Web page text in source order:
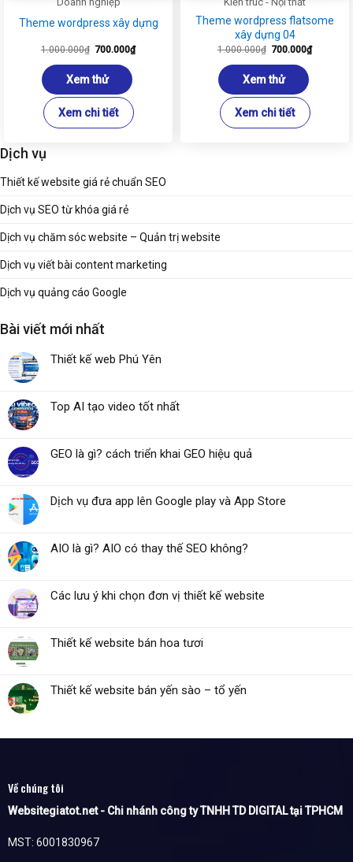
Theme wordpress xây dựng
1.000.000₫ Giá
là:
1.000.000₫.
700.000₫Giá
hiện
Xem thử
Xem chi tiết
Theme wordpress flatsome
xây dựng 04
1.000.000₫ Giá
là:
1.000.000₫.
700.000₫Giá
hiện
Xem thử
Xem chi tiết
Dịch vụ
Thiết kế website giá rẻ chuẩn SEO
Dịch vụ SEO từ khóa giá rẻ
Dịch vụ chăm sóc website – Quản trị website
Dịch vụ viết bài content marketing
Dịch vụ quảng cáo Google
Bài viết mới nhất
Thiết kế web Phú Yên
Top AI tạo video tốt nhất
GEO là gì? cách triển khai GEO hiệu quả
Dịch vụ đưa app lên Google play và App Store
AIO là gì? AIO có thay thế SEO không?
Các lưu ý khi chọn đơn vị thiết kế website
Thiết kế website bán hoa tươi
Thiết kế website bán yến sào – tổ yến
Về chúng tôi
Websitegiatot.net - Chi nhánh công ty TNHH TD DIGITAL tại TPHCM
MST: 6001830967